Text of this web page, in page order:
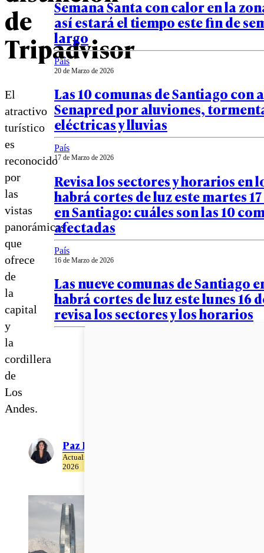
de
Tripadvisor
El
atractivo
turístico
es
reconocido
por
las
vistas
panorámicas
que
ofrece
de
la
capital
y
la
cordillera
de
Los
Andes.
Paz Rubio
Actualizado el 15 de Mayo del
2026
Semana Santa con calor en la
así estará el tiempo este fin de
largo
País
20 de Marzo de 2026
Las 10 comunas de Santiago con
Senapred por aluviones,
eléctricas y lluvias
País
17 de Marzo de 2026
Revisa los sectores y horarios en
habrá cortes de luz este martes
en Santiago: cuáles son las 10
afectadas
País
16 de Marzo de 2026
Las nueve comunas de Santiago
habrá cortes de luz este lunes 16
revisa los sectores y los horarios